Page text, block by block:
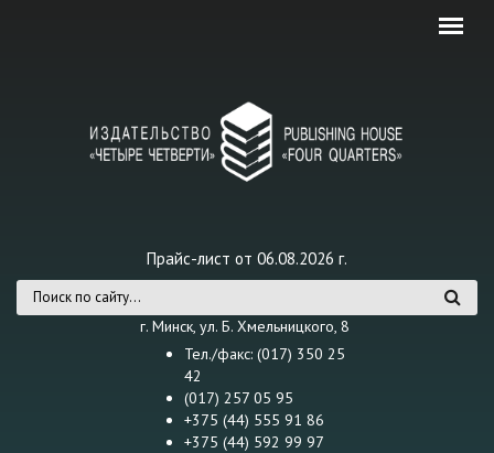
Прайс-лист от 06.08.2026 г.
Форма поискаг. Минск, ул. Б. Хмельницкого, 8
Тел./факс: (017) 350 25
42
(017) 257 05 95
+375 (44) 555 91 86
+375 (44) 592 99 97